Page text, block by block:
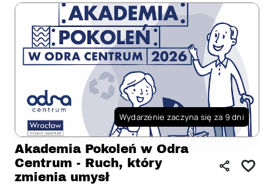
Wydarzenie zaczyna się za 9 dni
Akademia Pokoleń w Odra
Centrum - Ruch, który
zmienia umysł